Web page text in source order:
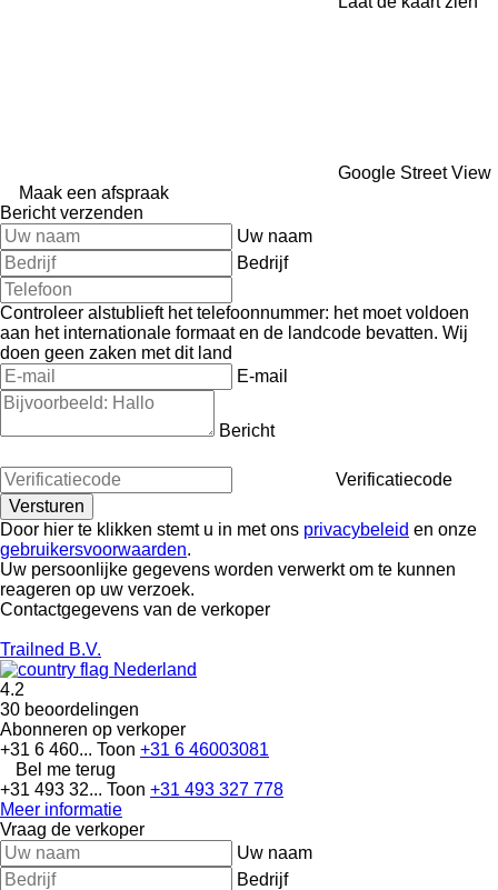
Google Street View
Maak een afspraak
Bericht verzenden
Uw naam
Bedrijf
Controleer alstublieft het telefoonnummer: het moet voldoen
aan het internationale formaat en de landcode bevatten. Wij
doen geen zaken met dit land
E-mail
Bericht
Verificatiecode
Door hier te klikken stemt u in met ons privacybeleid en onze
gebruikersvoorwaarden.
Uw persoonlijke gegevens worden verwerkt om te kunnen
reageren op uw verzoek.
Contactgegevens van de verkoper
Trailned B.V.
Nederland
4.2
30 beoordelingen
Abonneren op verkoper
+31 6 460... Toon +31 6 46003081
Bel me terug
+31 493 32... Toon +31 493 327 778
Meer informatie
Vraag de verkoper
Uw naam
Bedrijf